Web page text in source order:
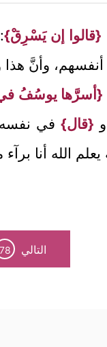
{قالوا إن يَسْرِقْ}
أنفسهم، وأنَّ
{أسرَّها يوسُفُ في
{قال} في
الله أنا برآء
التالي 78